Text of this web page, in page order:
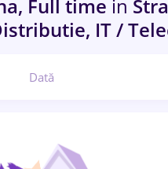
Full time in
IT /
Dată